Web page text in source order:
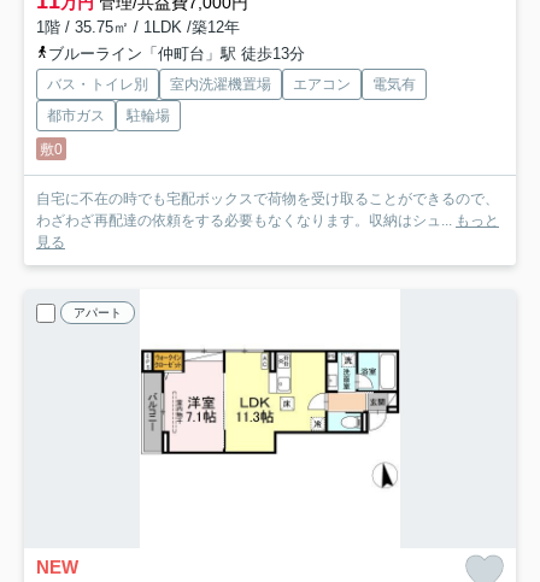
1階 / 35.75㎡ / 1LDK /築12年
ブルーライン「仲町台」駅 徒歩13分
バス・トイレ別 室内洗濯機置場 エアコン
電気有
都市ガス
駐輪場
敷0
自宅に不在の時でも宅配ボックスで荷物を受け取ることができるので、
わざわざ再配達の依頼をする必要もなくなります。収納はシュ...
もっと
見る
アパート
NEW